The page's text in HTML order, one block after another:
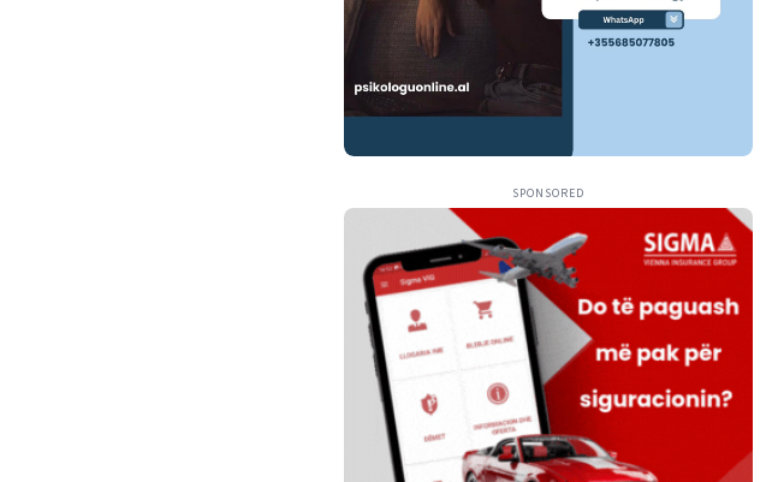
SPONSORED